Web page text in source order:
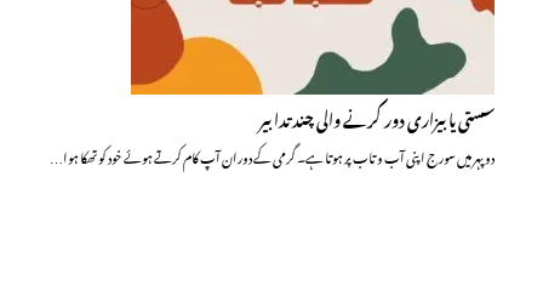
سستی یا بیزاری دور کرنے والی چند تدابیر
دوپہر میں سورج اپنی آب وتاب پر ہوتا ہے۔ گرمی کے دوران آپ کام کرتے ہوئے خود کو تھکا ہوا…